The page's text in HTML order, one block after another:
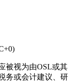
被视为由OSL或其
务或会计建议、研